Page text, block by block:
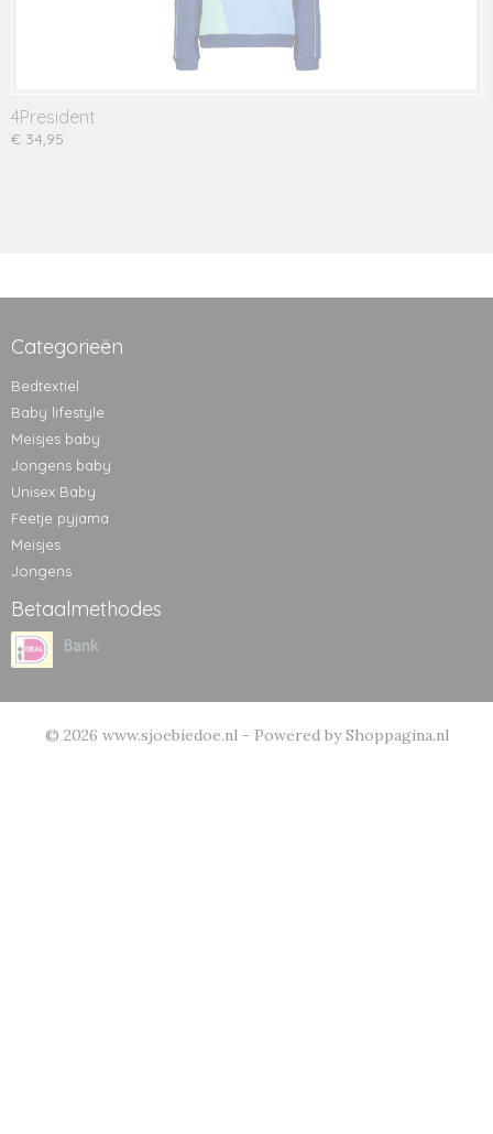
4President
€ 34,95
Categorieën
Bedtextiel
Baby lifestyle
Meisjes baby
Jongens baby
Unisex Baby
Feetje pyjama
Meisjes
Jongens
Betaalmethodes
© 2026 www.sjoebiedoe.nl - Powered by Shoppagina.nl